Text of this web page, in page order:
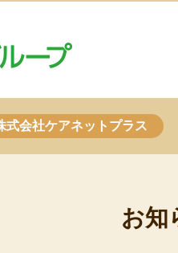
式会社ケアネットプラス
お知